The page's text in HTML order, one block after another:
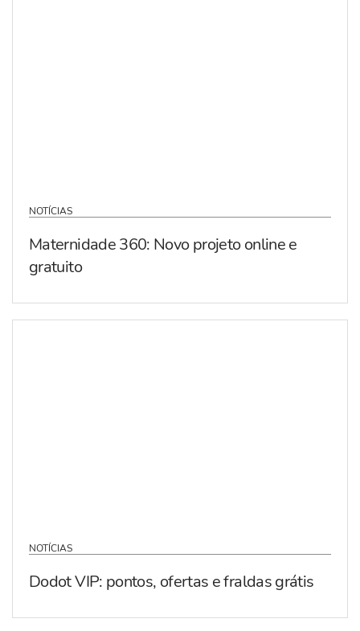
NOTÍCIAS
Maternidade 360: Novo projeto online e
gratuito
NOTÍCIAS
Dodot VIP: pontos, ofertas e fraldas grátis